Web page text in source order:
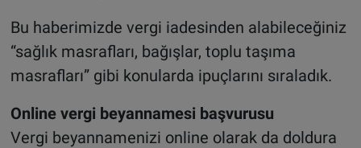
Bu haberimizde vergi iadesinden alabileceğiniz
“sağlık masrafları, bağışlar, toplu taşıma
masrafları” gibi konularda ipuçlarını sıraladık.
Online vergi beyannamesi başvurusu
Vergi beyannamenizi online olarak da doldura